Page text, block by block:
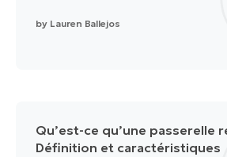
by Lauren Ballejos
Qu’est-ce qu’une passerelle
Définition et caractéristiques